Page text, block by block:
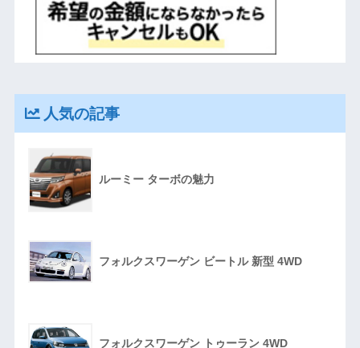
人気の記事
ルーミー ターボの魅力
フォルクスワーゲン ビートル 新型 4WD
フォルクスワーゲン トゥーラン 4WD